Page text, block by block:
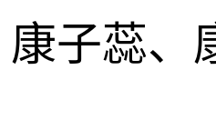
子蕊、